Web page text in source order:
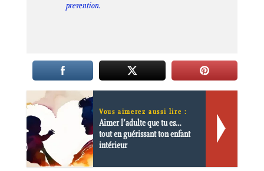
prevention.
Vous aimerez aussi lire :
Aimer l’adulte que tu es…
tout en guérissant ton enfant
intérieur